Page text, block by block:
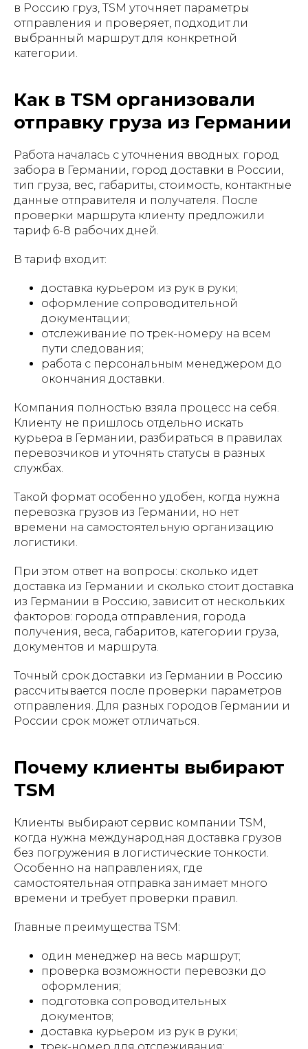
в Россию груз, TSM уточняет параметры
отправления и проверяет, подходит ли
выбранный маршрут для конкретной
категории.
Как в TSM организовали
отправку груза из Германии
Работа началась с уточнения вводных: город
забора в Германии, город доставки в России,
тип груза, вес, габариты, стоимость, контактные
данные отправителя и получателя. После
проверки маршрута клиенту предложили
тариф 6-8 рабочих дней.
В тариф входит:
доставка курьером из рук в руки;
оформление сопроводительной
документации;
отслеживание по трек-номеру на всем
пути следования;
работа с персональным менеджером до
окончания доставки.
Компания полностью взяла процесс на себя.
Клиенту не пришлось отдельно искать
курьера в Германии, разбираться в правилах
перевозчиков и уточнять статусы в разных
службах.
Такой формат особенно удобен, когда нужна
перевозка грузов из Германии, но нет
времени на самостоятельную организацию
логистики.
При этом ответ на вопросы: сколько идет
доставка из Германии и сколько стоит доставка
из Германии в Россию, зависит от нескольких
факторов: города отправления, города
получения, веса, габаритов, категории груза,
документов и маршрута.
Точный срок доставки из Германии в Россию
рассчитывается после проверки параметров
отправления. Для разных городов Германии и
России срок может отличаться.
Почему клиенты выбирают
TSM
Клиенты выбирают сервис компании TSM,
когда нужна международная доставка грузов
без погружения в логистические тонкости.
Особенно на направлениях, где
самостоятельная отправка занимает много
времени и требует проверки правил.
Главные преимущества TSM:
один менеджер на весь маршрут;
проверка возможности перевозки до
оформления;
подготовка сопроводительных
документов;
доставка курьером из рук в руки;